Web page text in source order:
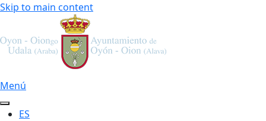
Skip to main content
Menú
ES